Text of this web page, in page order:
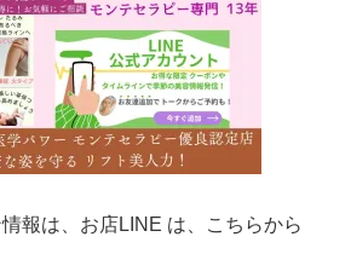
報は、お店LINE は、こちらから